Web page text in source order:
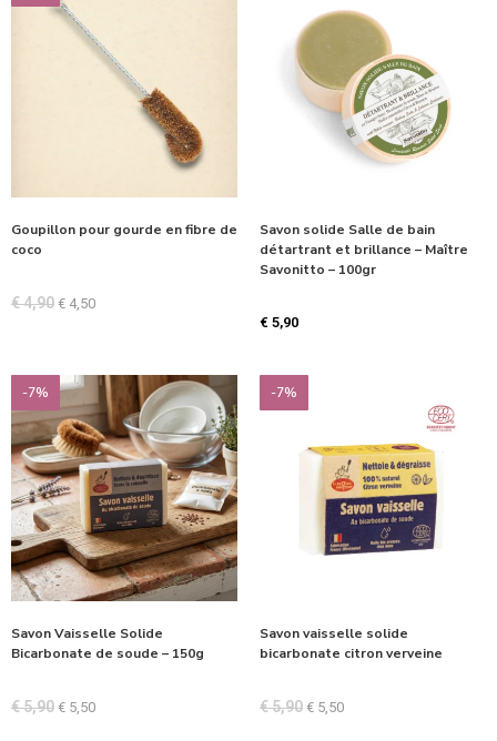
Goupillon pour gourde en fibre de
coco
€4,90 € 4,50
Savon solide Salle de bain
détartrant et brillance – Maître
Savonitto – 100gr
€ 5,90
-7%
Savon Vaisselle Solide
Bicarbonate de soude – 150g
€5,90 € 5,50
-7%
Savon vaisselle solide
bicarbonate citron verveine
€5,90 € 5,50